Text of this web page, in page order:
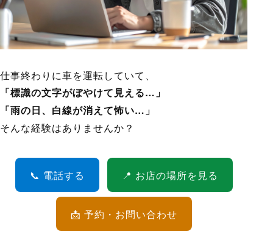
仕事終わりに車を運転していて、
「標識の文字がぼやけて見える…」
「雨の日、白線が消えて怖い…」
そんな経験はありませんか？
📞 電話する 📍 お店の場所を見る
📩 予約・お問い合わせ